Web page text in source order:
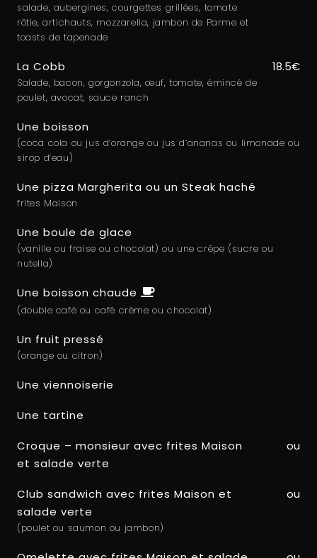
salade, aubergines, courgettes grillées, tomate
rôtie, artichauts, mozzarella, jambon de Parme et
toasts de tapenade
La Cobb
Salade, bacon, gorgonzola, œuf, tomate, émincé de
poulet, avocat, sauce ranch
18.5€
Une boisson
(coca cola ou jus d’orange ou jus d’ananas ou limonade ou
sirop d’eau)
Une pizza Margherita ou un Steak haché
frites Maison
Une boule de glace
(vanille ou fraise ou chocolat) ou une crêpe (sucre ou
nutella)
Une boisson chaude
(double café ou café crème ou chocolat)
Un fruit pressé
(orange ou citron)
Une viennoiserie
Une tartine
Croque – monsieur avec frites Maison
et salade verte
ou
Club sandwich avec frites Maison et
salade verte
(poulet ou saumon ou jambon)
ou